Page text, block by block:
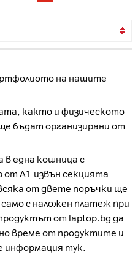
на нашите
както и физическото
бъдат организирани от
в една кошница с
от А1 извън секцията
от двете поръчки ще
с наложен платеж при
от laptop.bg да
време от продуктите и
информация тук.